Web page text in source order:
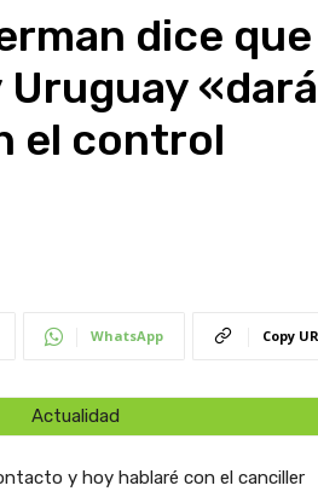
dice que
el control
WhatsApp Copy
Actualidad
y hoy hablaré con el canciller